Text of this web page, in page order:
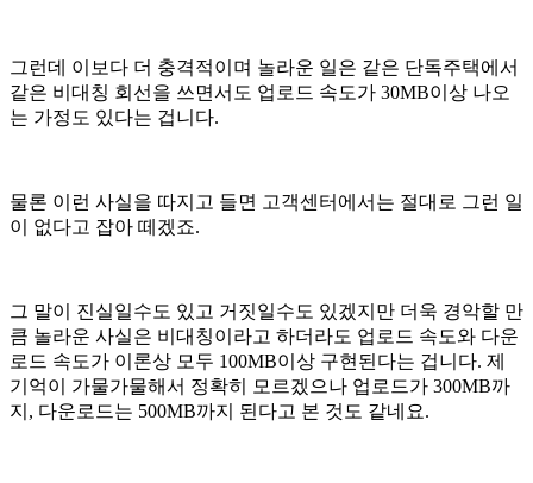
그런데 이보다 더 충격적이며 놀라운 일은 같은 단독주택에서
같은 비대칭 회선을 쓰면서도 업로드 속도가 30MB이상 나오
는 가정도 있다는 겁니다.
물론 이런 사실을 따지고 들면 고객센터에서는 절대로 그런 일
이 없다고 잡아 떼겠죠.
그 말이 진실일수도 있고 거짓일수도 있겠지만 더욱 경악할 만
큼 놀라운 사실은 비대칭이라고 하더라도 업로드 속도와 다운
로드 속도가 이론상 모두 100MB이상 구현된다는 겁니다. 제
기억이 가물가물해서 정확히 모르겠으나 업로드가 300MB까
지, 다운로드는 500MB까지 된다고 본 것도 같네요.